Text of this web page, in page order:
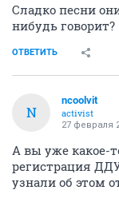
Сладко песни
нибудь говорит?
ОТВЕТИТЬ
N
ncoolvit
activist
27 февраля
А вы уже какое-
регистрация
узнали об этом